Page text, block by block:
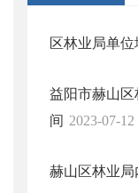
区林业局单
益阳市赫山
间 2023-07-12
赫山区林业